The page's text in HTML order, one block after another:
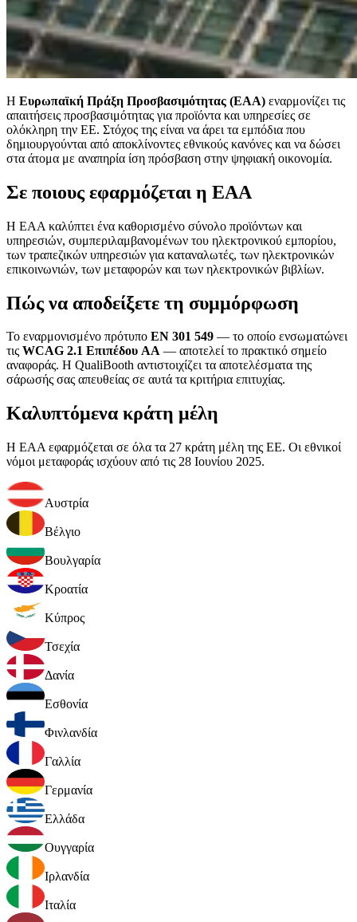
Η Ευρωπαϊκή Πράξη Προσβασιμότητας (EAA) εναρμονίζει τις
απαιτήσεις προσβασιμότητας για προϊόντα και υπηρεσίες σε
ολόκληρη την ΕΕ. Στόχος της είναι να άρει τα εμπόδια που
δημιουργούνται από αποκλίνοντες εθνικούς κανόνες και να δώσει
στα άτομα με αναπηρία ίση πρόσβαση στην ψηφιακή οικονομία.
Σε ποιους εφαρμόζεται η EAA
Η EAA καλύπτει ένα καθορισμένο σύνολο προϊόντων και
υπηρεσιών, συμπεριλαμβανομένων του ηλεκτρονικού εμπορίου,
των τραπεζικών υπηρεσιών για καταναλωτές, των ηλεκτρονικών
επικοινωνιών, των μεταφορών και των ηλεκτρονικών βιβλίων.
Πώς να αποδείξετε τη συμμόρφωση
Το εναρμονισμένο πρότυπο EN 301 549 — το οποίο ενσωματώνει
τις WCAG 2.1 Επιπέδου AA — αποτελεί το πρακτικό σημείο
αναφοράς. Η QualiBooth αντιστοιχίζει τα αποτελέσματα της
σάρωσής σας απευθείας σε αυτά τα κριτήρια επιτυχίας.
Καλυπτόμενα κράτη μέλη
Η EAA εφαρμόζεται σε όλα τα 27 κράτη μέλη της ΕΕ. Οι εθνικοί
νόμοι μεταφοράς ισχύουν από τις 28 Ιουνίου 2025.
Αυστρία
Βέλγιο
Βουλγαρία
Κροατία
Κύπρος
Τσεχία
Δανία
Εσθονία
Φινλανδία
Γαλλία
Γερμανία
Ελλάδα
Ουγγαρία
Ιρλανδία
Ιταλία